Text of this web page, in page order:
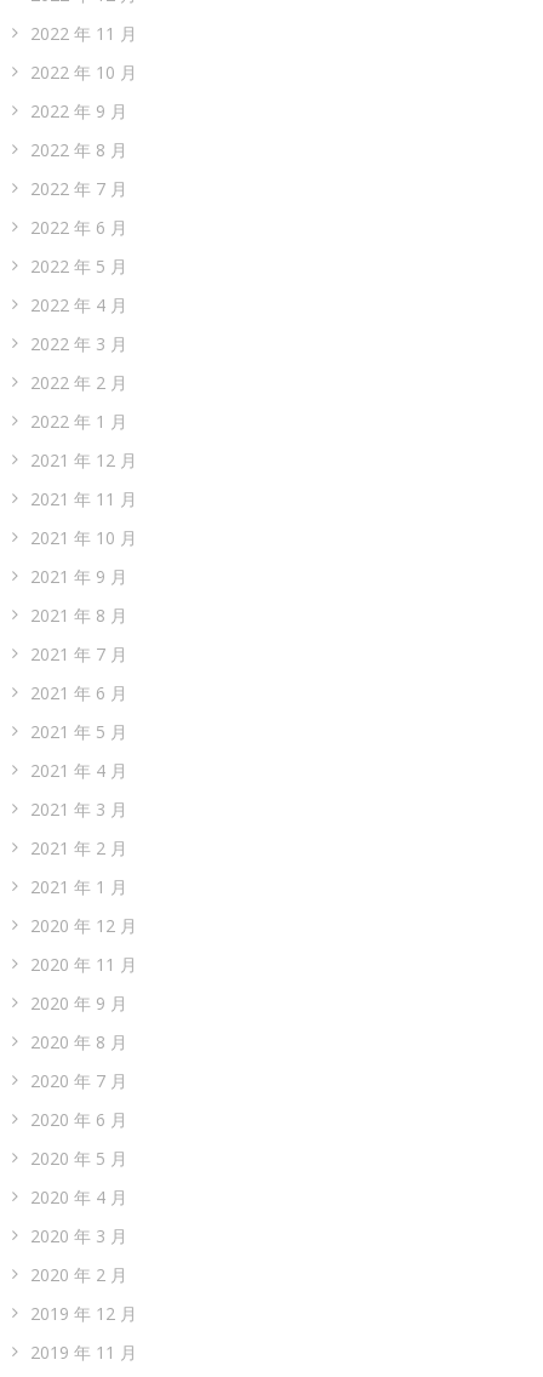
2022 年 11 月
2022 年 10 月
2022 年 9 月
2022 年 8 月
2022 年 7 月
2022 年 6 月
2022 年 5 月
2022 年 4 月
2022 年 3 月
2022 年 2 月
2022 年 1 月
2021 年 12 月
2021 年 11 月
2021 年 10 月
2021 年 9 月
2021 年 8 月
2021 年 7 月
2021 年 6 月
2021 年 5 月
2021 年 4 月
2021 年 3 月
2021 年 2 月
2021 年 1 月
2020 年 12 月
2020 年 11 月
2020 年 9 月
2020 年 8 月
2020 年 7 月
2020 年 6 月
2020 年 5 月
2020 年 4 月
2020 年 3 月
2020 年 2 月
2019 年 12 月
2019 年 11 月